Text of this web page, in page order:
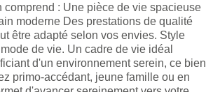
: Une pièce de vie spacieuse
moderne Des prestations de qualité
être adapté selon vos envies. Style
de vie. Un cadre de vie idéal
d'un environnement serein, ce bien
primo-accédant, jeune famille ou en